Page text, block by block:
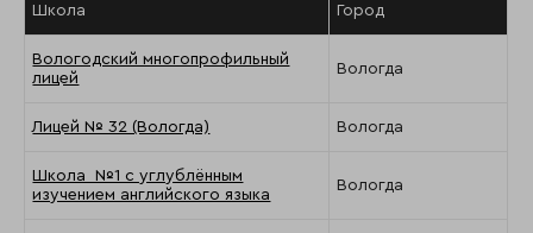
Школа Город
Вологодский многопрофильный
лицей
Вологда
Лицей № 32 (Вологда) Вологда
Школа №1 с углублённым
изучением английского языка
Вологда